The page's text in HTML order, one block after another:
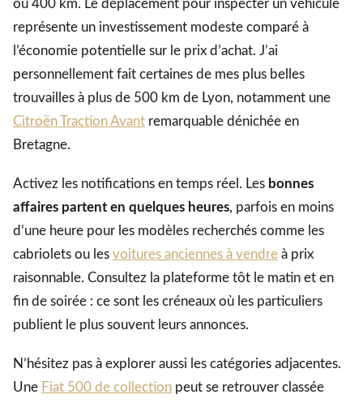
ou 400 km. Le déplacement pour inspecter un véhicule
représente un investissement modeste comparé à
l’économie potentielle sur le prix d’achat. J’ai
personnellement fait certaines de mes plus belles
trouvailles à plus de 500 km de Lyon, notamment une
Citroën Traction Avant remarquable dénichée en
Bretagne.
Activez les notifications en temps réel. Les bonnes
affaires partent en quelques heures, parfois en moins
d’une heure pour les modèles recherchés comme les
cabriolets ou les voitures anciennes à vendre à prix
raisonnable. Consultez la plateforme tôt le matin et en
fin de soirée : ce sont les créneaux où les particuliers
publient le plus souvent leurs annonces.
N’hésitez pas à explorer aussi les catégories adjacentes.
Une Fiat 500 de collection peut se retrouver classée